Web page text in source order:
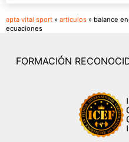
apta vital sport » articulos » balance
ecuaciones
FORMACIÓN